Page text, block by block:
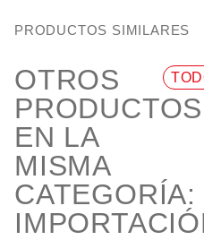
PRODUCTOS SIMILARES
OTROS
PRODUCTOS
EN LA
MISMA
CATEGORÍA: